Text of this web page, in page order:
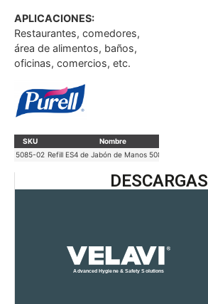
APLICACIONES:
Restaurantes, comedores,
área de alimentos, baños,
oficinas, comercios, etc.
SKU Nombre
5085-02 Refill ES4 de Jabón de Manos 5085-02
DESCARGAS